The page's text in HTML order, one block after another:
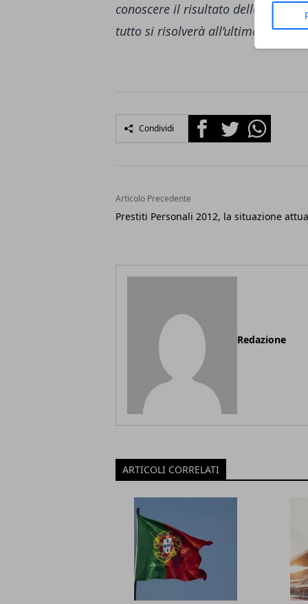
conoscere il risultato dello Zenit,
tutto si risolverà all’ultima partita,
Condividi FacebookTwitterWhatsapp
Articolo Precedente
Prestiti Personali 2012, la situazione
Redazione
ARTICOLI CORRELATI